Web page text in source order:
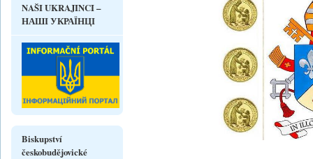
NAŠI UKRAJINCI –
НАШІ УКРАЇНЦІ
Biskupství
českobudějovické